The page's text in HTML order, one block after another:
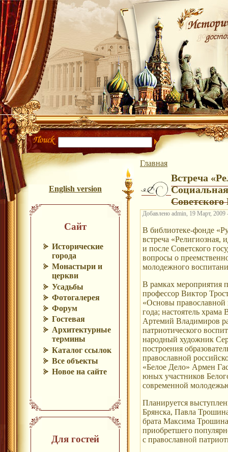
English version
Сайт
Исторические
города
Монастыри и
церкви
Усадьбы
Фотогалерея
Форум
Гостевая
Архитектурные
термины
Каталог ссылок
Все объекты
Новое на сайте
Для гостей
Главная
Встреча
Советского
Добавлено admin, 19 Март, 2009
В библиотеке-фонде
встреча «Религиозная,
и после Советского
вопросы о
молодежного
В рамках мероприятия
профессор Виктор
«Основы
года; настоятель
Артемий Владимиров
патриотического
народный художник
построения
православной
«Белое Дело» Армен
юных участников
современной
Планируется
Брянска, Павла
брата Максима
приобретшего
с православной